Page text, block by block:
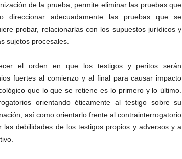
de la prueba, permite eliminar las pruebas que
direccionar adecuadamente las pruebas que se
probar, relacionarlas con los supuestos jurídicos y
sujetos procesales.
el orden en que los testigos y peritos serán
fuertes al comienzo y al final para causar impacto
que lo que se retiene es lo primero y lo último.
orientando éticamente al testigo sobre su
así como orientarlo frente al contrainterrogatorio
debilidades de los testigos propios y adversos y a